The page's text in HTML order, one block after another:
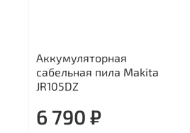
Аккумуляторная
сабельная пила Makita
JR105DZ
6 790 ₽